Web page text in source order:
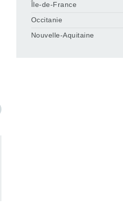
Île-de-France
Occitanie
Nouvelle-Aquitaine